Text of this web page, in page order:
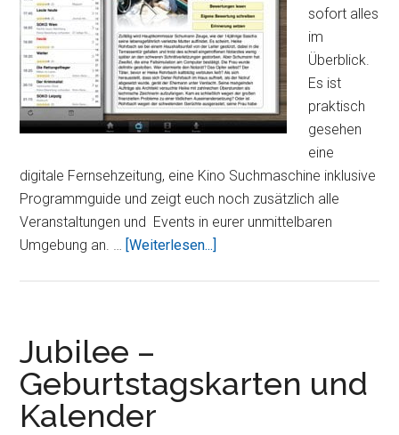
sofort alles
im
Überblick.
Es ist
praktisch
gesehen
eine
digitale Fernsehzeitung, eine Kino Suchmaschine inklusive
Programmguide und zeigt euch noch zusätzlich alle
Veranstaltungen und Events in eurer unmittelbaren
Umgebung an. … [Weiterlesen...]
Fernsehen,
Jubilee –
Geburtstagskarten und
Kalender